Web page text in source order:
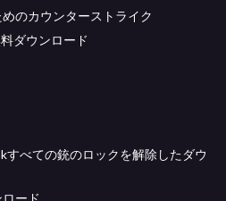
のカウンターストライク
ダウンロード
すべての銃のロックを解除したダウ
ード